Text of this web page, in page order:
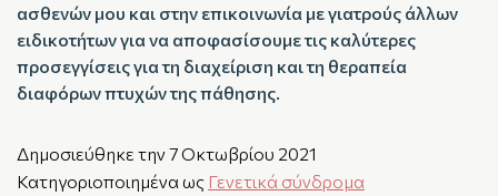
ασθενών μου και στην επικοινωνία με γιατρούς άλλων
ειδικοτήτων για να αποφασίσουμε τις καλύτερες
προσεγγίσεις για τη διαχείριση και τη θεραπεία
διαφόρων πτυχών της πάθησης.
Δημοσιεύθηκε την 7 Οκτωβρίου 2021
Κατηγοριοποιημένα ως Γενετικά σύνδρομα